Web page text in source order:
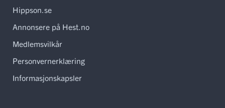
Hippson.se
Annonsere på Hest.no
Medlemsvilkår
Personvernerklæring
Informasjonskapsler